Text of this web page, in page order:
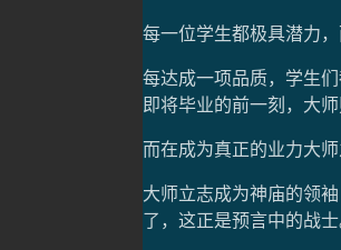
每一位学生都极具潜力
每达成一项品质，学生
即将毕业的前一刻，大
而在成为真正的业力大
大师立志成为神庙的领
了，这正是预言中的战士